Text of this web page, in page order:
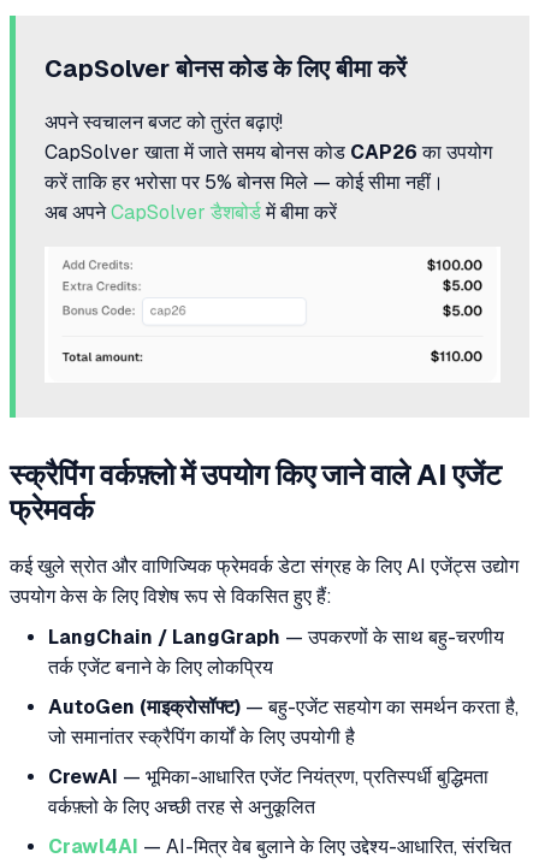
CapSolver बोनस कोड के लिए बीमा करें
अपने स्वचालन बजट को तुरंत बढ़ाएं!
CapSolver खाता में जाते समय बोनस कोड CAP26 का उपयोग
करें ताकि हर भरोसा पर 5% बोनस मिले — कोई सीमा नहीं।
अब अपनेCapSolver डैशबोर्डमें बीमा करें
स्क्रैपिंग वर्कफ़्लो में उपयोग किए जाने वाले AI एजेंट
फ्रेमवर्क
कई खुले स्रोत और वाणिज्यिक फ्रेमवर्क डेटा संग्रह के लिए AI एजेंट्स उद्योग
उपयोग केस के लिए विशेष रूप से विकसित हुए हैं:
LangChain / LangGraph — उपकरणों के साथ बहु-चरणीय
तर्क एजेंट बनाने के लिए लोकप्रिय
AutoGen (माइक्रोसॉफ्ट) — बहु-एजेंट सहयोग का समर्थन करता है,
जो समानांतर स्क्रैपिंग कार्यों के लिए उपयोगी है
CrewAI — भूमिका-आधारित एजेंट नियंत्रण, प्रतिस्पर्धी बुद्धिमता
वर्कफ़्लो के लिए अच्छी तरह से अनुकूलित
Crawl4AI — AI-मित्र वेब बुलाने के लिए उद्देश्य-आधारित, संरचित